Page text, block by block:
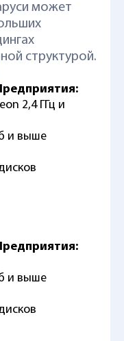
может
структурой.
2,4 ГГц и
и выше
и выше